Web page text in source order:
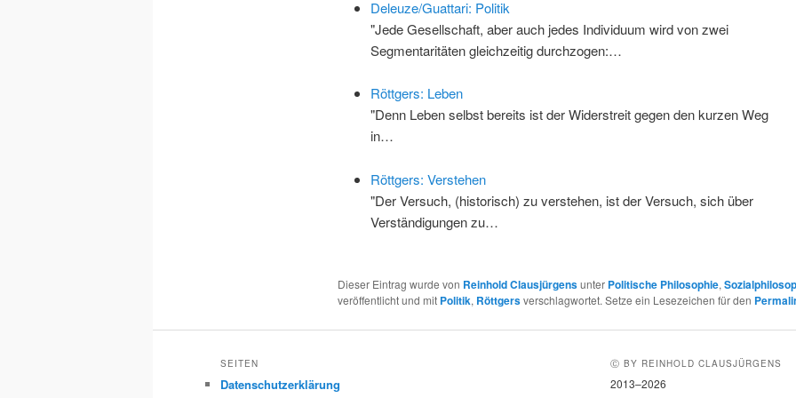
Deleuze/Guattari: Politik
"Jede Gesellschaft, aber auch jedes Individuum wird von zwei
Segmentaritäten gleichzeitig durchzogen:…
Röttgers: Leben
"Denn Leben selbst bereits ist der Widerstreit gegen den kurzen Weg
in…
Röttgers: Verstehen
"Der Versuch, (historisch) zu verstehen, ist der Versuch, sich über
Verständigungen zu…
Dieser Eintrag wurde von Reinhold Clausjürgensunter Politische Philosophie,
veröffentlicht und mit Politik, Röttgersverschlagwortet. Setze ein Lesezeichen für den
SEITEN
Datenschutzerklärung
Ⓒ BY REINHOLD CLAUSJÜRGENS
2013–2026